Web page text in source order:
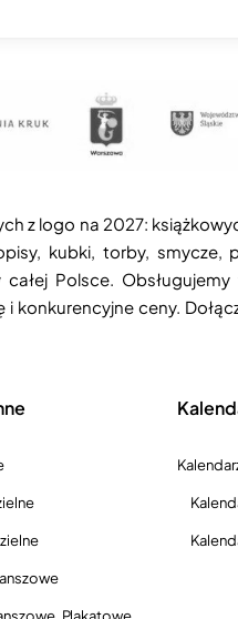
z logo na 2027:
kubki, torby, smycze,
Polsce.
konkurencyjne ceny.